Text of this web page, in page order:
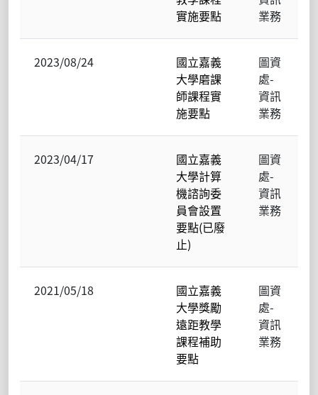
實施要點
業務
2023/08/24
國立嘉義
大學磨課
師課程實
施要點
圖資
處-
資訊
業務
2023/04/17
國立嘉義
大學計算
機諮詢委
員會設置
要點(已廢
止)
圖資
處-
資訊
業務
2021/05/18
國立嘉義
大學獎勵
遠距教學
課程補助
要點
圖資
處-
資訊
業務